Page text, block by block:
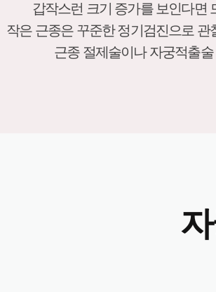
갑작스런 크기 증가를 보인다면
작은 근종은 꾸준한 정기검진으로
근종 절제술이나 자궁적출